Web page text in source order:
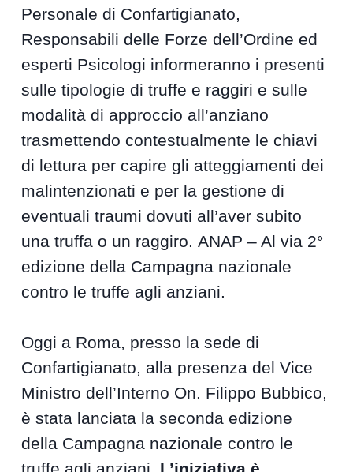
Personale di Confartigianato,
Responsabili delle Forze dell’Ordine ed
esperti Psicologi informeranno i presenti
sulle tipologie di truffe e raggiri e sulle
modalità di approccio all’anziano
trasmettendo contestualmente le chiavi
di lettura per capire gli atteggiamenti dei
malintenzionati e per la gestione di
eventuali traumi dovuti all’aver subito
una truffa o un raggiro. ANAP – Al via 2°
edizione della Campagna nazionale
contro le truffe agli anziani.
Oggi a Roma, presso la sede di
Confartigianato, alla presenza del Vice
Ministro dell’Interno On. Filippo Bubbico,
è stata lanciata la seconda edizione
della Campagna nazionale contro le